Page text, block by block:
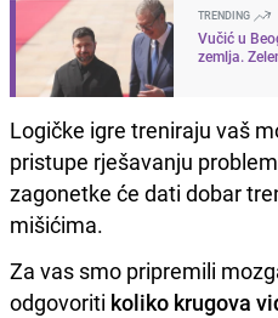
TRENDING
Vučić u
zemlja.
Logičke igre treniraju vaš
pristupe rješavanju
zagonetke će dati dobar
mišićima.
Za vas smo pripremili
odgovoriti koliko krugova